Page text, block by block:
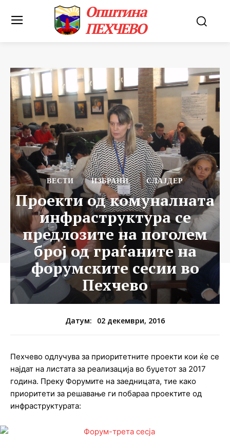
Општина
ПЕХЧЕВО
ВЕСТИ ИЗБРАНИ СЛАЈДЕР
Проекти од комуналната
инфраструктура се
предлозите на поголем
број од граѓаните на
форумските сесии во
Пехчево
Датум: 02 декември, 2016
Пехчево одлучува за приоритетните проекти кои ќе се
најдат на листата за реализација во буџетот за 2017
година. Преку Форумите на заедницата, тие како
приоритети за решавање ги побараа проектите од
инфраструктурата: